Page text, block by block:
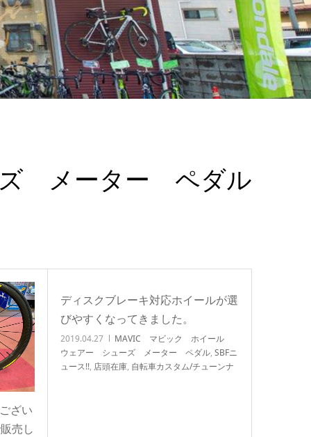
メーター ペダル
ざい
売し
ディスクブレーキ対応ホイールが選
びやすくなってきました。
2019.04.27
MAVIC マビック ホイール
ウェアー シューズ メーター ペダル, SBFニ
ュース!!, 店頭在庫, 自転車カスタム/チューンナ